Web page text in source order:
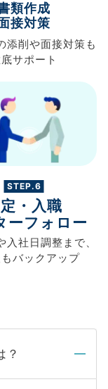
類作成
接対策
添削や面接対策も
サポート
STEP.6
・入職
ーフォロー
入社日調整まで、
バックアップ
？